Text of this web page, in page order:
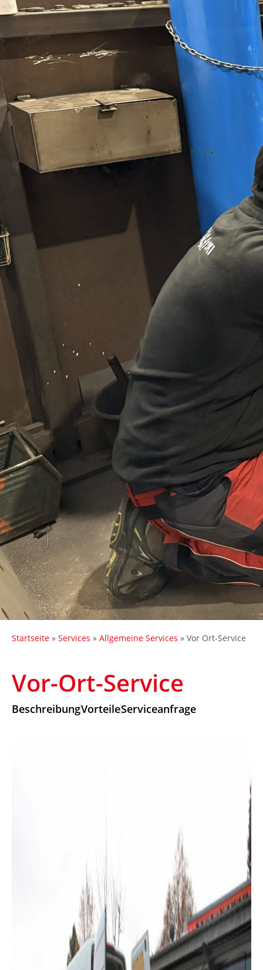
Startseite » Services » Allgemeine Services » Vor Ort-Service
Vor-Ort-Service
BeschreibungVorteileServiceanfrage